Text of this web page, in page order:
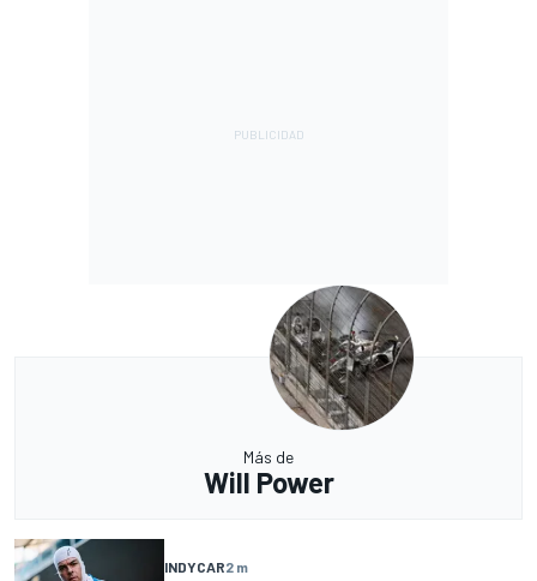
Más de
Will Power
INDYCAR2 m